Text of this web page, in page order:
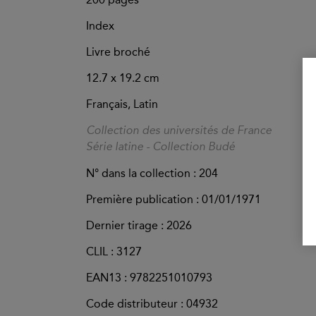
Index
Livre broché
12.7 x 19.2 cm
Français, Latin
Collection des universités de France
Série latine - Collection Budé
N° dans la collection : 204
Première publication : 01/01/1971
Dernier tirage : 2026
CLIL : 3127
EAN13 : 9782251010793
Code distributeur : 04932